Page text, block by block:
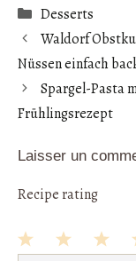
b
oo
k
er
es
t
Catégories
Desserts
Waldorf
Nüssen einfach
Spargel-Pasta
Frühlingsrezept
Laisser un
Recipe rating